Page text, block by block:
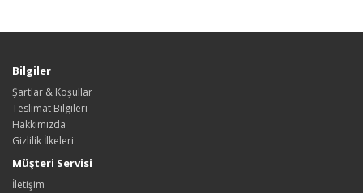
Bilgiler
Şartlar & Koşullar
Teslimat Bilgileri
Hakkımızda
Gizlilik İlkeleri
Müşteri Servisi
İletişim